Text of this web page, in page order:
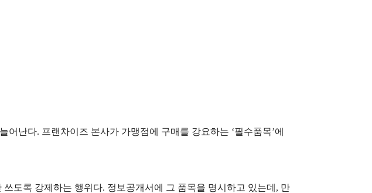
난다. 프랜차이즈 본사가 가맹점에 구매를 강요하는 ‘필수품목’에
도록 강제하는 행위다. 정보공개서에 그 품목을 명시하고 있는데, 만